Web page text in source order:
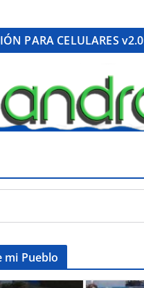
PARA CELULARES v2.0
mi Pueblo